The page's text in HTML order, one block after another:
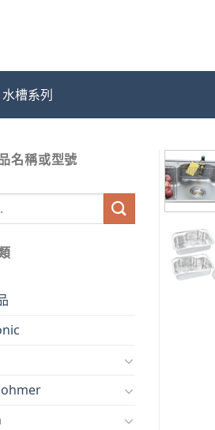
水槽系列
名稱或型號